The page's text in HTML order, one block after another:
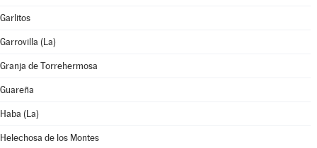
Garlitos
Garrovilla (La)
Granja de Torrehermosa
Guareña
Haba (La)
Helechosa de los Montes